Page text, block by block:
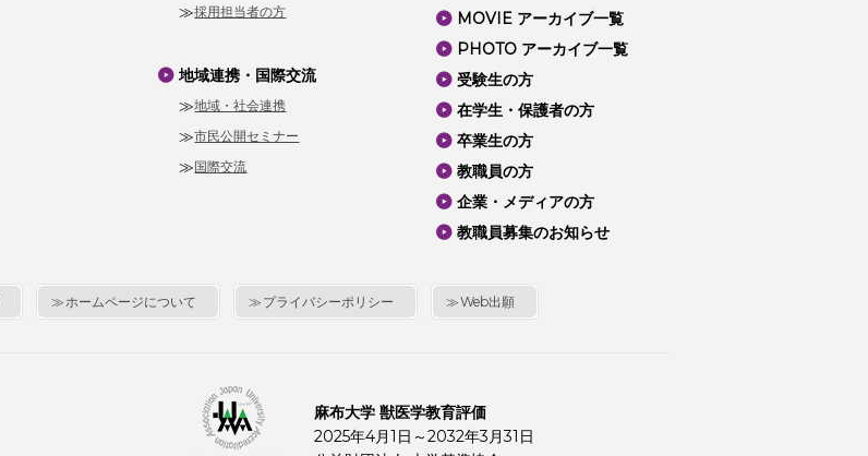
採用担当者の方
地域連携・国際交流
地域・社会連携
市民公開セミナー
国際交流
MOVIE アーカイブ一覧
PHOTO アーカイブ一覧
受験生の方
在学生・保護者の方
卒業生の方
教職員の方
企業・メディアの方
教職員募集のお知らせ
ホームページについて プライバシーポリシー Web出願
麻布大学 獣医学教育評価
2025年4月1日～2032年3月31日